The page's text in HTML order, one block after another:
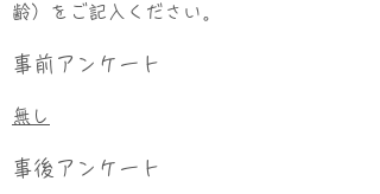
齢）をご記入ください。
事前アンケート
無し
事後アンケート